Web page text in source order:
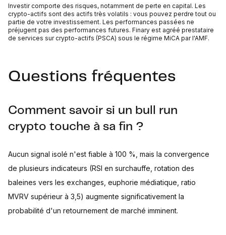
Investir comporte des risques, notamment de perte en capital. Les
crypto-actifs sont des actifs très volatils : vous pouvez perdre tout ou
partie de votre investissement. Les performances passées ne
préjugent pas des performances futures. Finary est agréé prestataire
de services sur crypto-actifs (PSCA) sous le régime MiCA par l'AMF.
Questions fréquentes
Comment savoir si un bull run
crypto touche à sa fin ?
Aucun signal isolé n'est fiable à 100 %, mais la convergence
de plusieurs indicateurs (RSI en surchauffe, rotation des
baleines vers les exchanges, euphorie médiatique, ratio
MVRV supérieur à 3,5) augmente significativement la
probabilité d'un retournement de marché imminent.